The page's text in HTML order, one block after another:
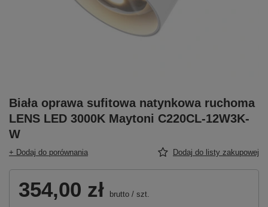
Biała oprawa sufitowa natynkowa ruchoma
LENS LED 3000K Maytoni C220CL-12W3K-
W
+ Dodaj do porównania Dodaj do listy zakupowej
354,00 zł brutto / szt.